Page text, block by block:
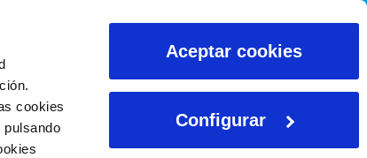
cookies
pulsando
Aceptar cookies
Configurar